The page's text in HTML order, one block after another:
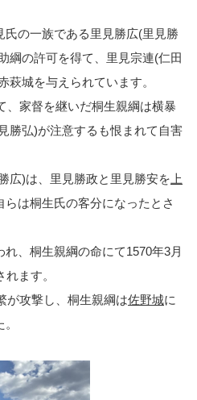
氏の一族である里見勝広(里見勝
綱の許可を得て、里見宗連(仁田
萩城を与えられています。
、家督を継いだ桐生親綱は横暴
勝弘)が注意するも恨まれて自害
広)は、里見勝政と里見勝安を 上
は桐生氏の客分になったとさ
、桐生親綱の命にて1570年3月
ます。
が攻撃し、桐生親綱は佐野城に